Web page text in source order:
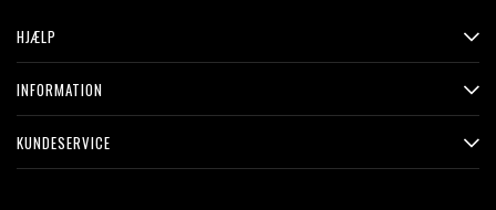
HJÆLP
INFORMATION
KUNDESERVICE